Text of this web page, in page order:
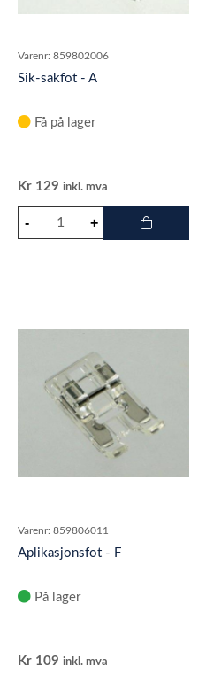
Varenr: 859802006
Sik-sakfot - A
Få på lager
Kr 129 inkl. mva
Varenr: 859806011
Aplikasjonsfot - F
På lager
Kr 109 inkl. mva